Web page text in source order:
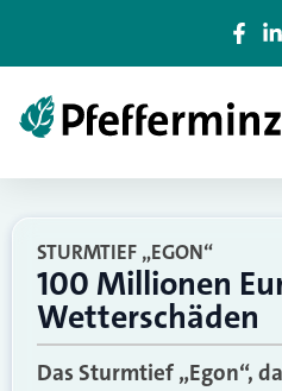
STURMTIEF „EGON“
100 Millionen
Wetterschäden
Das Sturmtief „Egon“,